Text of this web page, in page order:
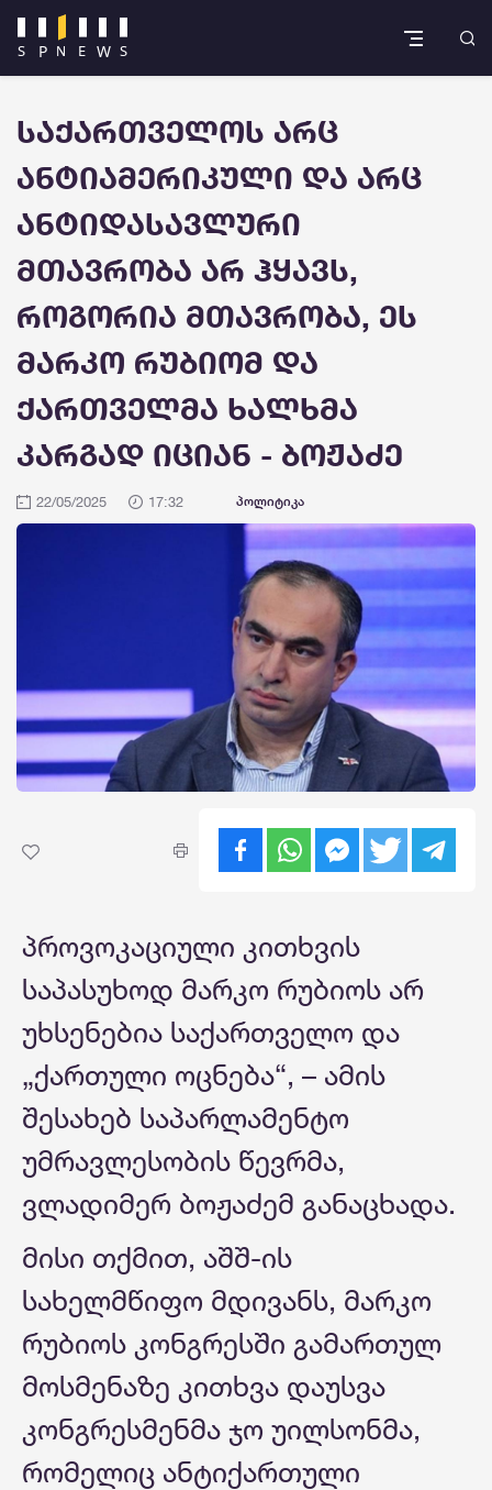
საქართველოს არც
ანტიამერიკული და არც
ანტიდასავლური
მთავრობა არ ჰყავს,
როგორია მთავრობა, ეს
მარკო რუბიომ და
ქართველმა ხალხმა
კარგად იციან - ბოჟაძე
22/05/2025 17:32 პოლიტიკა
პროვოკაციული კითხვის
საპასუხოდ მარკო რუბიოს არ
უხსენებია საქართველო და
„ქართული ოცნება“, – ამის
შესახებ საპარლამენტო
უმრავლესობის წევრმა,
ვლადიმერ ბოჟაძემ განაცხადა.
მისი თქმით, აშშ-ის
სახელმწიფო მდივანს, მარკო
რუბიოს კონგრესში გამართულ
მოსმენაზე კითხვა დაუსვა
კონგრესმენმა ჯო უილსონმა,
რომელიც ანტიქართული